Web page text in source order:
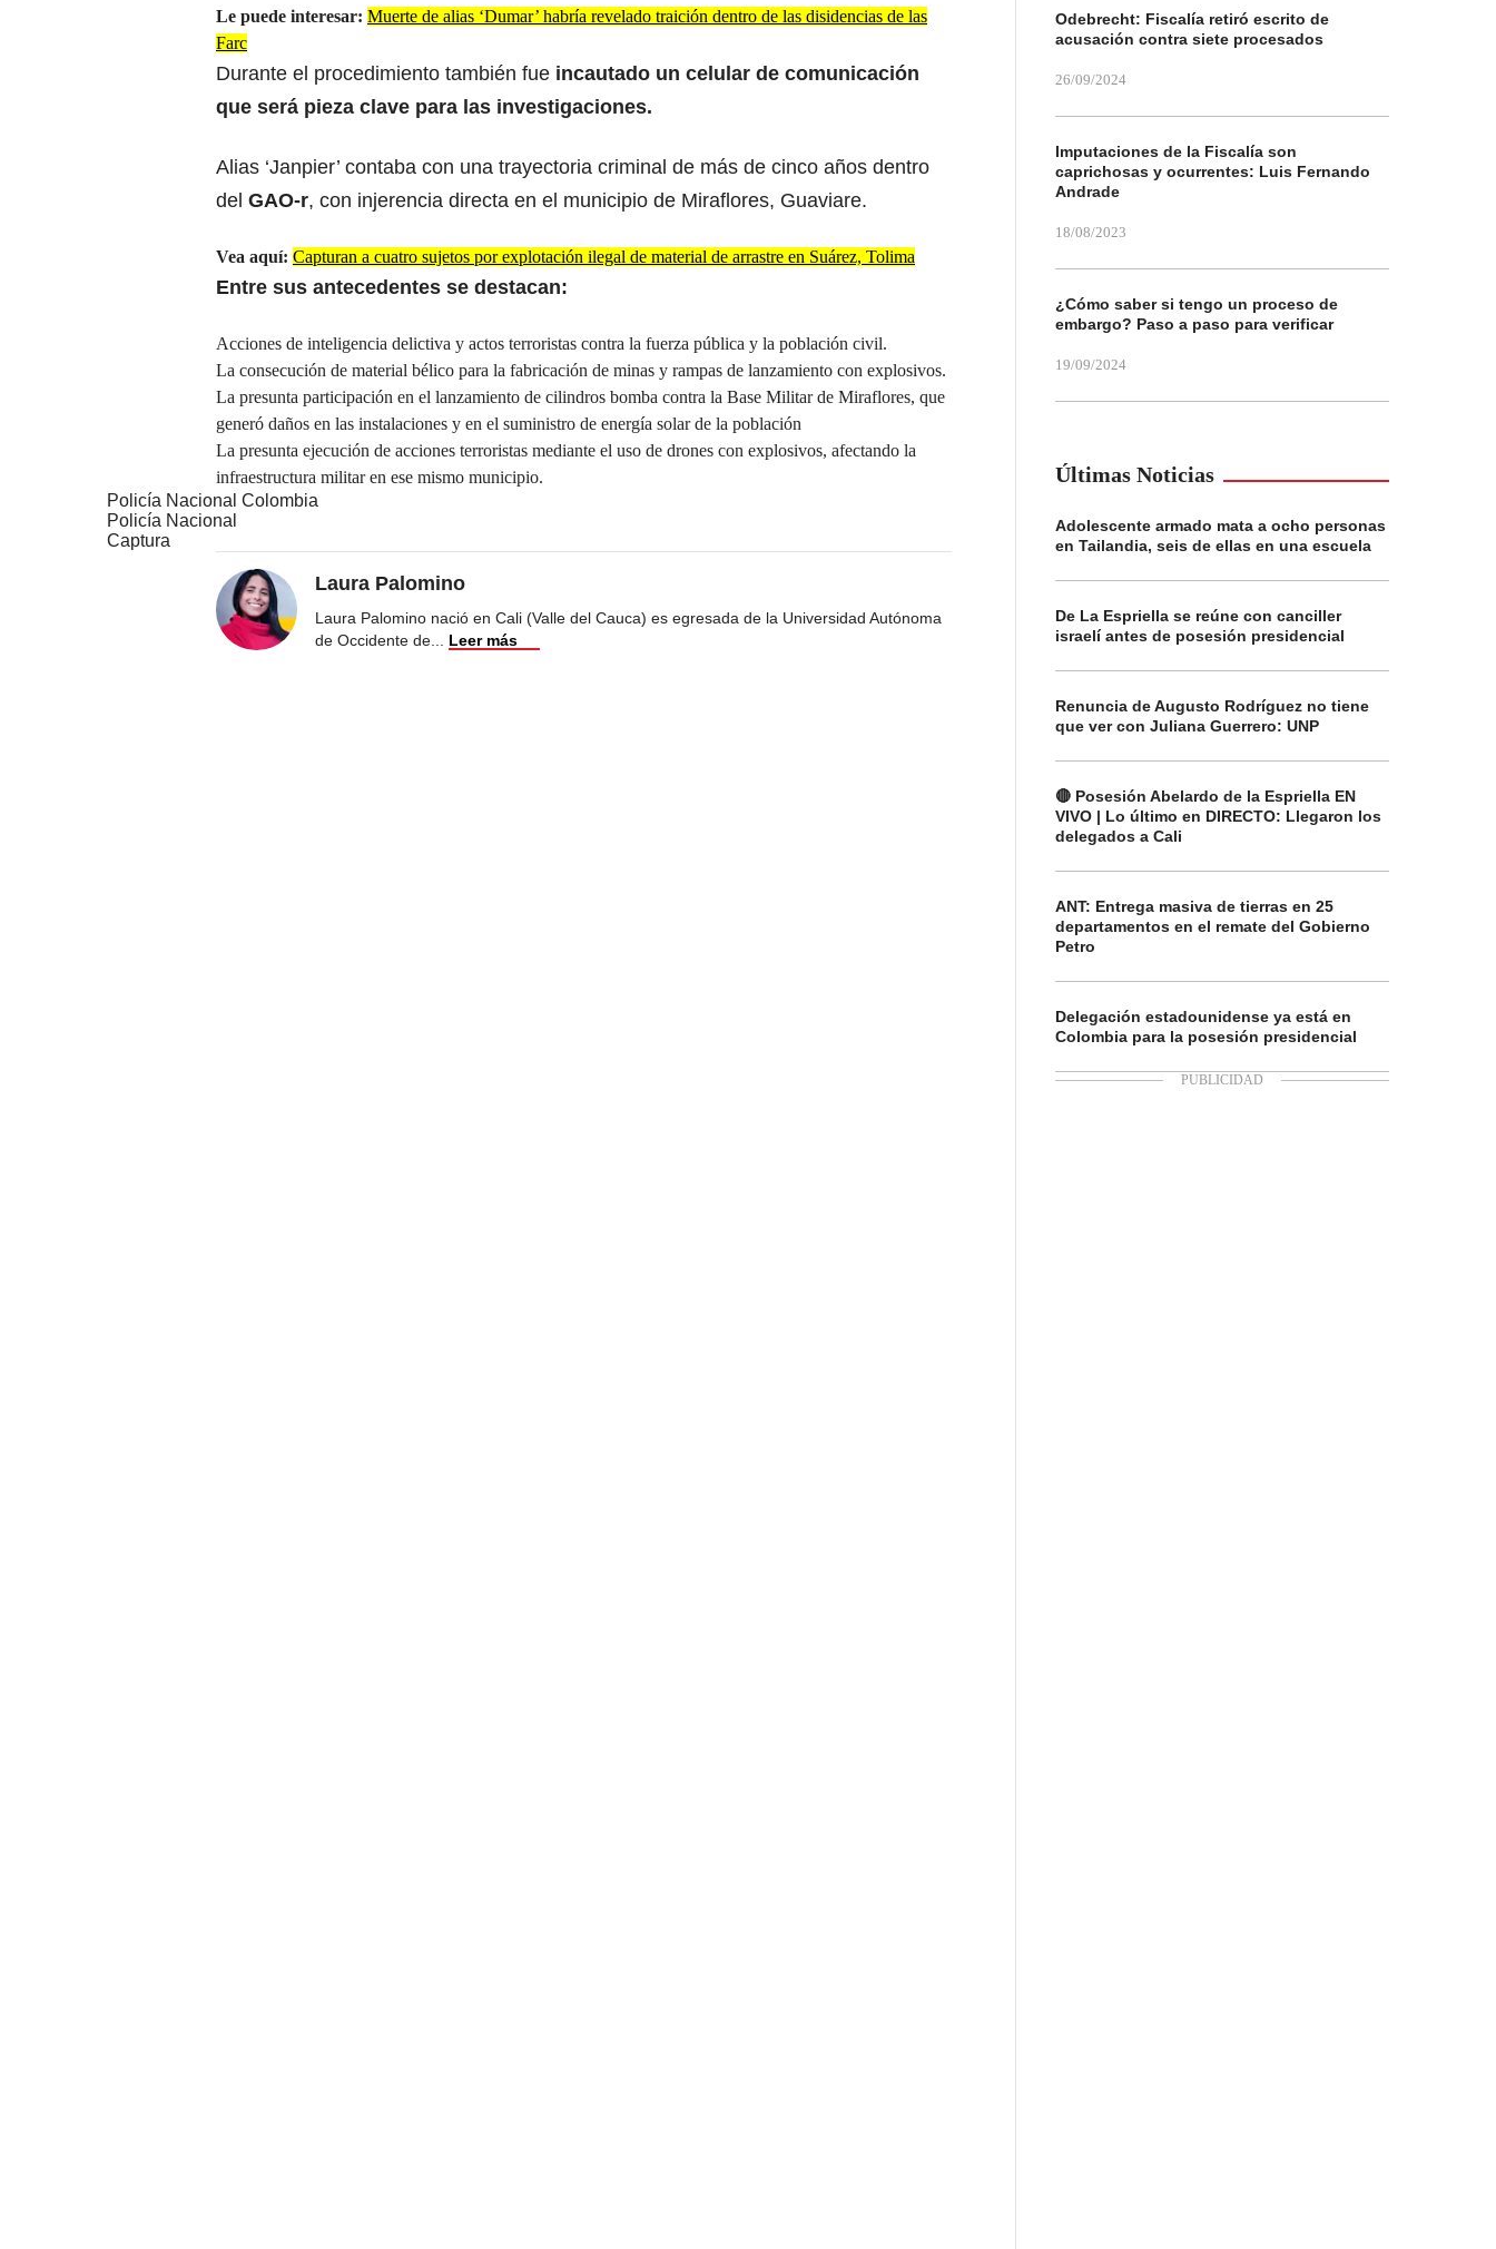
Le puede interesar: Muerte de alias ‘Dumar’ habría revelado traición dentro de las disidencias de las
Farc
Durante el procedimiento también fue incautado un celular de comunicación
que será pieza clave para las investigaciones.
Alias ‘Janpier’ contaba con una trayectoria criminal de más de cinco años dentro
del GAO-r, con injerencia directa en el municipio de Miraflores, Guaviare.
Vea aquí: Capturan a cuatro sujetos por explotación ilegal de material de arrastre en Suárez, Tolima
Entre sus antecedentes se destacan:
Acciones de inteligencia delictiva y actos terroristas contra la fuerza pública y la población civil.
La consecución de material bélico para la fabricación de minas y rampas de lanzamiento con explosivos.
La presunta participación en el lanzamiento de cilindros bomba contra la Base Militar de Miraflores, que
generó daños en las instalaciones y en el suministro de energía solar de la población
La presunta ejecución de acciones terroristas mediante el uso de drones con explosivos, afectando la
infraestructura militar en ese mismo municipio.
Policía Nacional Colombia
Policía Nacional
Captura
Laura Palomino
Laura Palomino nació en Cali (Valle del Cauca) es egresada de la Universidad Autónoma
de Occidente de
Leer más
Odebrecht: Fiscalía retiró escrito de
acusación contra siete procesados
26/09/2024
Imputaciones de la Fiscalía son
caprichosas y ocurrentes: Luis Fernando
Andrade
18/08/2023
¿Cómo saber si tengo un proceso de
embargo? Paso a paso para verificar
19/09/2024
Últimas Noticias
Adolescente armado mata a ocho personas
en Tailandia, seis de ellas en una escuela
De La Espriella se reúne con canciller
israelí antes de posesión presidencial
Renuncia de Augusto Rodríguez no tiene
que ver con Juliana Guerrero: UNP
🔴 Posesión Abelardo de la Espriella EN
VIVO | Lo último en DIRECTO: Llegaron los
delegados a Cali
ANT: Entrega masiva de tierras en 25
departamentos en el remate del Gobierno
Petro
Delegación estadounidense ya está en
Colombia para la posesión presidencial